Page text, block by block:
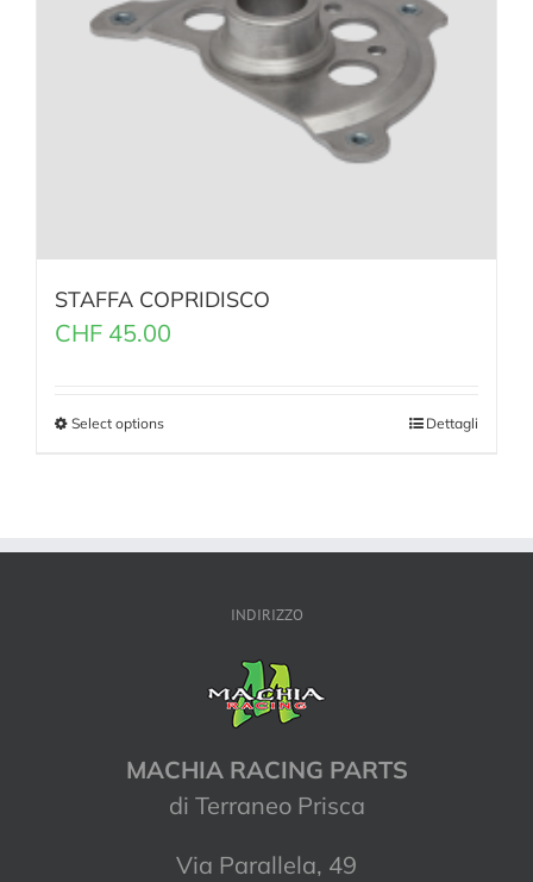
STAFFA COPRIDISCO
CHF 45.00
Select options Dettagli
INDIRIZZO
MACHIA RACING PARTS
di Terraneo Prisca
Via Parallela, 49